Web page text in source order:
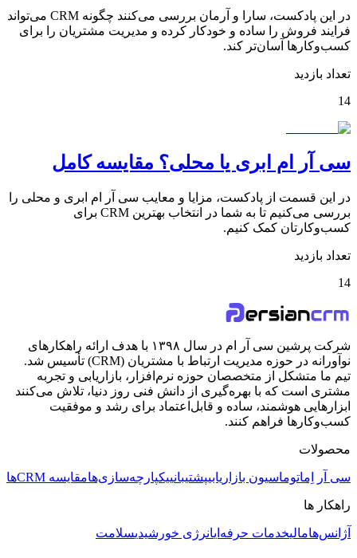
در این پادکست، سارا و آرمان بررسی می‌کنند چگونه CRM می‌تواند
فرایند فروش را ساده و خودکار کرده و مدیریت مشتریان را برای
کسب‌وکارها آسان‌تر کند.
تعداد بازدید
14
سی آر ام ابری یا محلی؟ مقایسه کامل
در این قسمت از پادکست، مزایا و معایب سی آر ام ابری و محلی را
بررسی می‌کنیم تا به شما در انتخاب بهترین CRM برای
کسب‌وکارتان کمک کنیم.
تعداد بازدید
14
شرکت پرشین سی آر ام در سال ۱۳۹۸ با هدف ارائه راهکارهای
نوآورانه در حوزه مدیریت ارتباط با مشتریان (CRM) تأسیس شد.
تیم ما متشکل از متخصصان حوزه نرم‌افزار، بازاریابی و تجربه
مشتری است که با بهره‌گیری از دانش فنی روز دنیا، تلاش می‌کنند
ابزارهایی هوشمند، ساده و قابل‌اعتماد برای رشد و موفقیت
کسب‌وکارها فراهم کنند.
محصولات
سی آر اِماتوماسیون بازاریابیپشتیبانییکپارچه‌سازی‌هامقایسه CRMها
راهکار ها
آژانس‌هامالیخدمات حرفه‌ایانرژی خورشیدیسلامت